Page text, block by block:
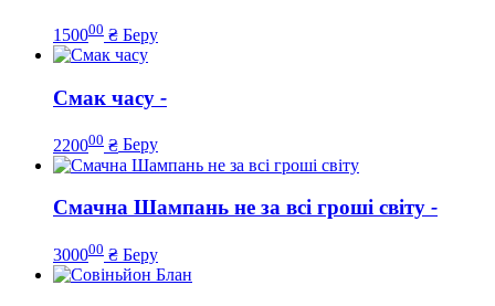
150000 ₴ Беру
Смак часу -
220000 ₴ Беру
Смачна Шампань не за всі гроші світу -
300000 ₴ Беру